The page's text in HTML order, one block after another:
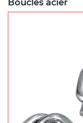
Boucles acier